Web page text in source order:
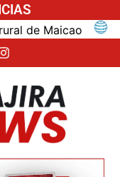
Maicao